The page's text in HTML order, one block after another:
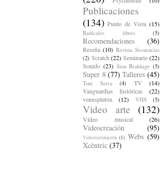
Publicaciones
(134) Punto de Vista (15)
Radicales libres (5)
Recomendaciones (36)
Reseña (10) Revista Secuencias
(2) Scratch (22) Seminario (22)
Sonido (23) Stan Brakhage (5)
Super 8 (77) Talleres (45)
Toni Serra (4) TV
(14)
Vanguardias históricas
(22)
venusplutón
(12) VHS (5)
Video arte (132)
Vídeo musical (26)
Videocreación (95)
Videoinstalación (1) Webs (59)
Xcèntric (37)